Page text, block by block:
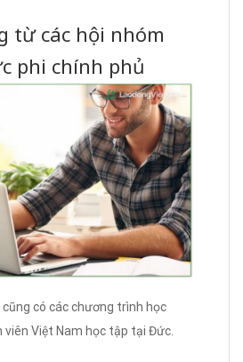
từ các hội nhóm
phi chính phủ
cũng có các chương trình học
viên Việt Nam học tập tại Đức.